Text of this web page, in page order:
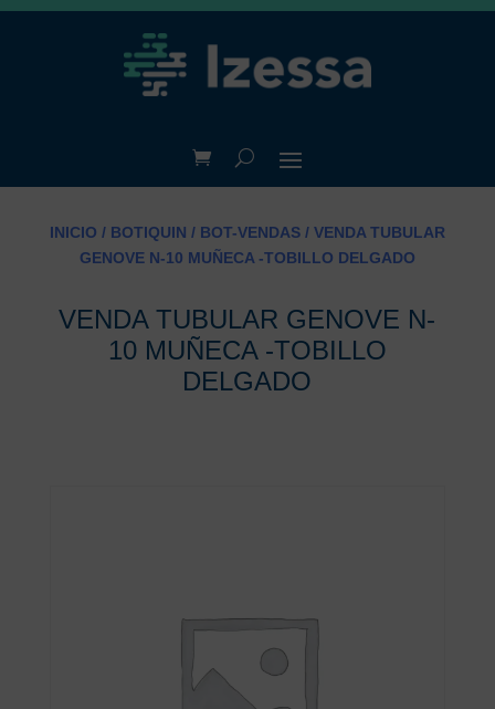
INICIO / BOTIQUIN / BOT-VENDAS/ VENDA TUBULAR
GENOVE N-10 MUÑECA -TOBILLO DELGADO
VENDA TUBULAR GENOVE N-
10 MUÑECA -TOBILLO
DELGADO